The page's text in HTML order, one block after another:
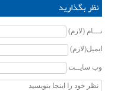
نظر بگذارید
نـــام (لازم)
ایمیل(لازم)
وب سایــت